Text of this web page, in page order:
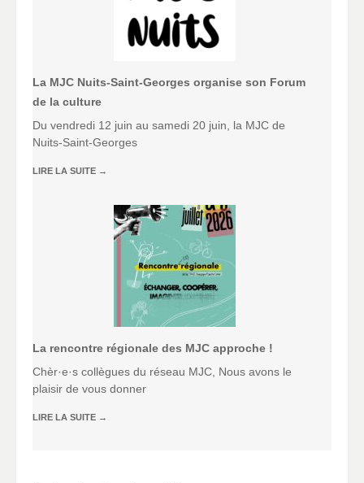
La MJC Nuits-Saint-Georges organise son Forum
de la culture
Du vendredi 12 juin au samedi 20 juin, la MJC de
Nuits-Saint-Georges
LIRE LA SUITE →
La rencontre régionale des MJC approche !
Chèr·e·s collègues du réseau MJC, Nous avons le
plaisir de vous donner
LIRE LA SUITE →